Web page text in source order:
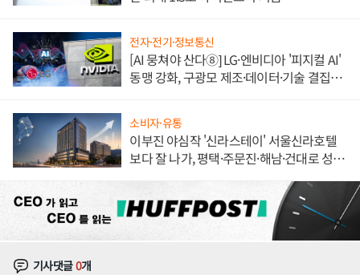
전자·전기·정보통신
[AI 뭉쳐야 산다⑧] LG·엔비디아 '피지컬 AI'
동맹 강화, 구광모 제조·데이터·기술 결집
소비자·유통
이부진 야심작 '신라스테이' 서울신라호텔
보다 잘 나가, 평택·주문진·해남·건대로 성
기사댓글0개